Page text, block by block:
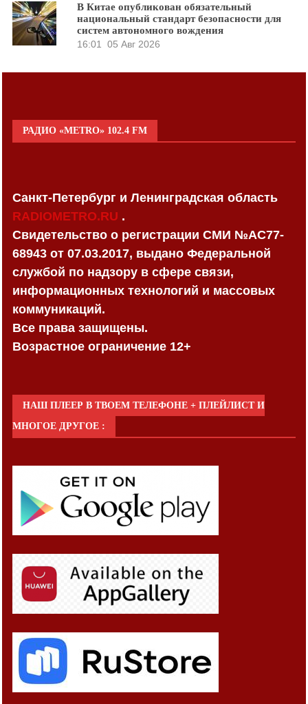
В Китае опубликован обязательный
национальный стандарт безопасности для
систем автономного вождения
16:01
05 Авг 2026
РАДИО «METRO» 102.4 FM
Санкт-Петербург и Ленинградская область
RADIOMETRO.RU .
Свидетельство о регистрации СМИ №AC77-
68943 от 07.03.2017, выдано Федеральной
службой по надзору в сфере связи,
информационных технологий и массовых
коммуникаций.
Все права защищены.
Возрастное ограничение 12+
НАШ ПЛЕЕР В ТВОЕМ ТЕЛЕФОНЕ + ПЛЕЙЛИСТ И
МНОГОЕ ДРУГОЕ :